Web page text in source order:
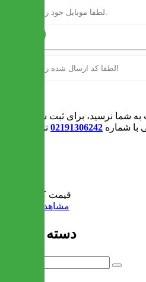
شما نرسید، برای ثبت سفارش و یا
با شماره 02191306242 تماس بگیرید
قیمت کل:
مشاهده سبد خرید
دسته بندی ها